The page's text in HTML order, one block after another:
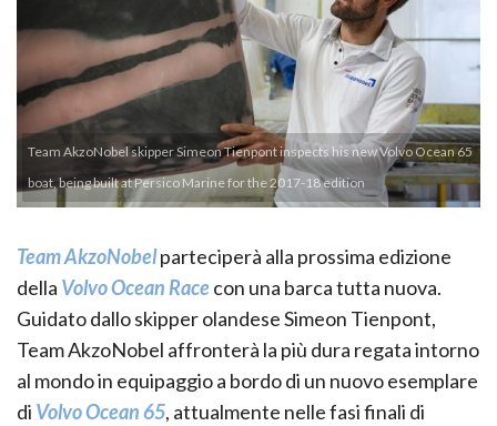
Team AkzoNobel skipper Simeon Tienpont inspects his new Volvo Ocean 65
boat, being built at Persico Marine for the 2017-18 edition
Team AkzoNobelparteciperà alla prossima edizione
della Volvo Ocean Racecon una barca tutta nuova.
Guidato dallo skipper olandese Simeon Tienpont,
Team AkzoNobel affronterà la più dura regata intorno
al mondo in equipaggio a bordo di un nuovo esemplare
di Volvo Ocean 65, attualmente nelle fasi finali di